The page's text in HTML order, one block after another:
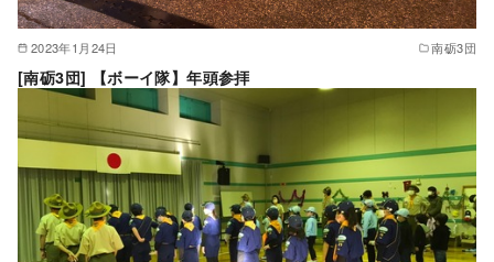
2023年1月24日 南砺3団
[南砺3団] 【ボーイ隊】年頭参拝